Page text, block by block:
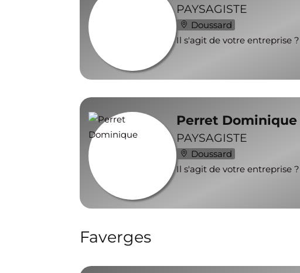
PAYSAGISTE
Doussard
Il s'agit de votre entreprise ?
Perret Dominique
PAYSAGISTE
Doussard
Il s'agit de votre entreprise ?
Faverges